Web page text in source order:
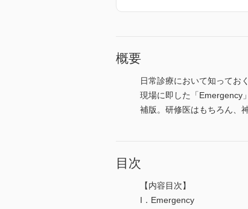
概要
日常診療において知ってお
現場に即した「Emergency
補版。研修医はもちろん、
目次
【内容目次】
I．Emergency